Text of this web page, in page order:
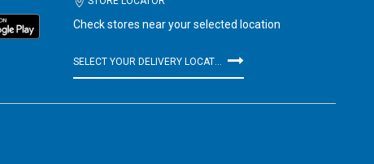
Check stores near your selected location